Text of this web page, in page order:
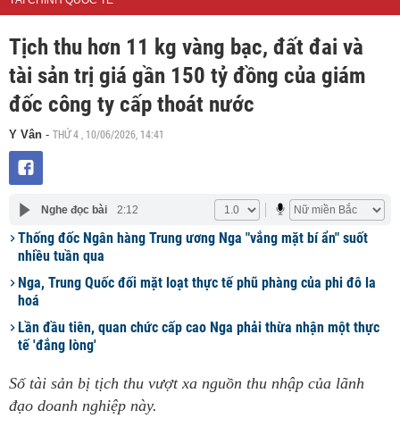
Tịch thu hơn 11 kg vàng bạc, đất đai và
tài sản trị giá gần 150 tỷ đồng của giám
đốc công ty cấp thoát nước
Y Vân - THỨ 4 , 10/06/2026, 14:41
Nghe đọc bài 2:12
Thống đốc Ngân hàng Trung ương Nga "vắng mặt bí ẩn" suốt
nhiều tuần qua
Nga, Trung Quốc đối mặt loạt thực tế phũ phàng của phi đô la
hoá
Lần đầu tiên, quan chức cấp cao Nga phải thừa nhận một thực
tế 'đắng lòng'
Số tài sản bị tịch thu vượt xa nguồn thu nhập của lãnh
đạo doanh nghiệp này.